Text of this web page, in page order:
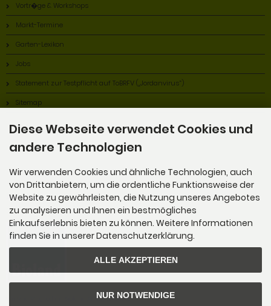
Vortr�ge & Workshops
Markt-Termine
Garten-Lexikon
Jobs
Statement zur Testpflicht auf ToBRFV („Jordanvirus“)
Sitemap
Alles Bio!
Wir sind Mitglied im Bioland Anbauverband.
Diese Webseite verwendet Cookies und
andere Technologien
Wir verwenden Cookies und ähnliche Technologien, auch
von Drittanbietern, um die ordentliche Funktionsweise der
Website zu gewährleisten, die Nutzung unseres Angebotes
zu analysieren und Ihnen ein bestmögliches
Einkaufserlebnis bieten zu können. Weitere Informationen
finden Sie in unserer Datenschutzerklärung.
ALLE AKZEPTIEREN
NUR NOTWENDIGE